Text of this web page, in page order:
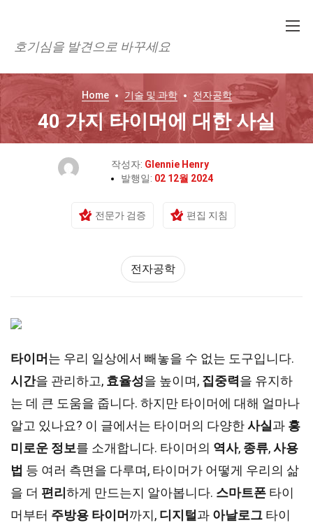
호기심을 발견으로 바꾸세요
Home 기술 및 과학 전자공학
40 가지 타이머에 대한 사실
작성자: Glennie Henry
발행일: 02 12월 2024
전문가 검증 편집 지침
전자공학
타이머 는 우리 일상에서 빼놓을 수 없는 도구입니다.
시간을 관리하고, 효율성을 높이며, 집중력을 유지하
는 데 큰 도움을 줍니다. 하지만 타이머에 대해 얼마나
알고 있나요? 이 글에서는 타이머의 다양한사실 과 흥
미로운 정보를 소개합니다. 타이머의 역사, 종류,사용
법 등 여러 측면을 다루며, 타이머가 어떻게 우리의 삶
을 더 편리 하게 만드는지 알아봅니다. 스마트폰 타이
머부터 주방용 타이머 까지, 디지털 과 아날로그 타이